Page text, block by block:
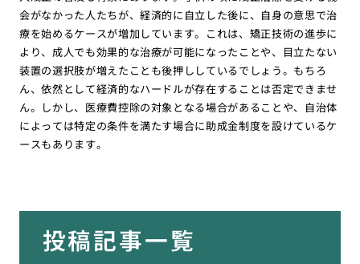
会がなかった人たちが、経済的に自立した後に、自身の意思で治
療を始めるケースが増加しています。これは、矯正技術の進歩に
より、成人でも効果的な治療が可能になったことや、目立たない
装置の選択肢が増えたことも後押ししているでしょう。もちろ
ん、依然として経済的なハードルが存在することは否定できませ
ん。しかし、医療費控除の対象となる場合があることや、自治体
によっては特定の条件を満たす場合に助成金制度を設けているケ
ースもあります。
投稿記事一覧